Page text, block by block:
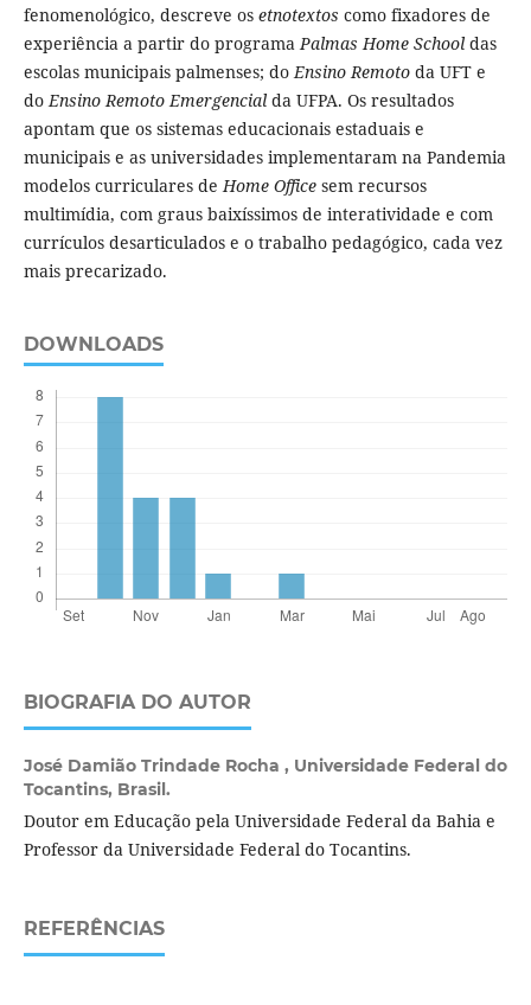
fenomenológico, descreve os etnotextos como fixadores de
experiência a partir do programaPalmas Home Schooldas
escolas municipais palmenses; doEnsino Remotoda UFT e
doEnsino Remoto Emergencialda UFPA. Os resultados
apontam que os sistemas educacionais estaduais e
municipais e as universidades implementaram na Pandemia
modelos curriculares deHome Officesem recursos
multimídia, com graus baixíssimos de interatividade e com
currículos desarticulados e o trabalho pedagógico, cada vez
mais precarizado.
DOWNLOADS
BIOGRAFIA DO AUTOR
José Damião Trindade Rocha , Universidade Federal do
Tocantins, Brasil.
Doutor em Educação pela Universidade Federal da Bahia e
Professor da Universidade Federal do Tocantins.
REFERÊNCIAS